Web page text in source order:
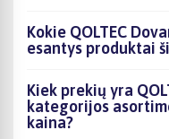
Kokie QOLTEC
esantys produktai
Kiek prekių yra
kategorijos
kaina?